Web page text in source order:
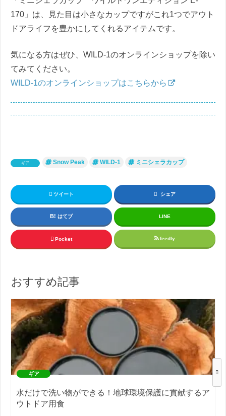
170」は、見た目は小さなカップですがこれ1つでアウト
ドアライフを豊かにしてくれるアイテムです。
気になる方はぜひ、WILD-1のオンラインショップを除い
てみてください。
WILD-1のオンラインショップはこちらから
ギア Snow Peak WILD-1 ミニシェラカップ
ツイート シェア
はてブ LINE
Pocket feedly
おすすめ記事
ギア
水だけで洗い物ができる！地球環境保護に貢献するア
ウトドア用食